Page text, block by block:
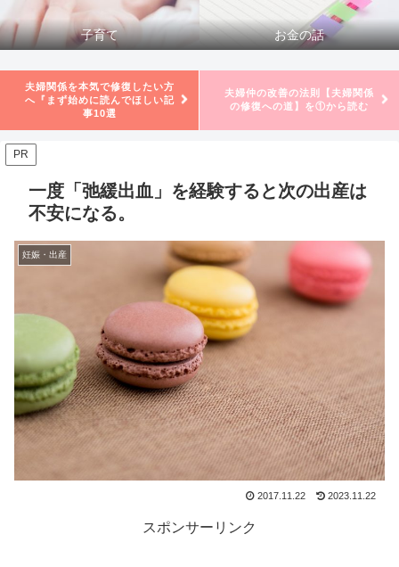
子育て お金の話
夫婦関係を本気で修復したい方
へ『まず始めに読んでほしい記
事10選
夫婦仲の改善の法則【夫婦関係
の修復への道】を①から読む
PR
一度「弛緩出血」を経験すると次の出産は
不安になる。
妊娠・出産
2017.11.22 2023.11.22
スポンサーリンク